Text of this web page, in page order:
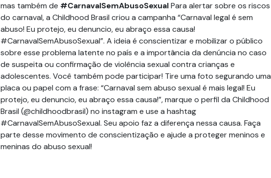
mas também de #CarnavalSemAbusoSexualPara alertar sobre os riscos
do carnaval, a Childhood Brasil criou a campanha “Carnaval legal é sem
abuso! Eu protejo, eu denuncio, eu abraço essa causa!
#CarnavalSemAbusoSexual”. A ideia é conscientizar e mobilizar o público
sobre esse problema latente no país e a importância da denúncia no caso
de suspeita ou confirmação de violência sexual contra crianças e
adolescentes. Você também pode participar! Tire uma foto segurando uma
placa ou papel com a frase: “Carnaval sem abuso sexual é mais legal! Eu
protejo, eu denuncio, eu abraço essa causa!”, marque o perfil da Childhood
Brasil (@childhoodbrasil) no instagram e use a hashtag
#CarnavalSemAbusoSexual. Seu apoio faz a diferença nessa causa. Faça
parte desse movimento de conscientização e ajude a proteger meninos e
meninas do abuso sexual!